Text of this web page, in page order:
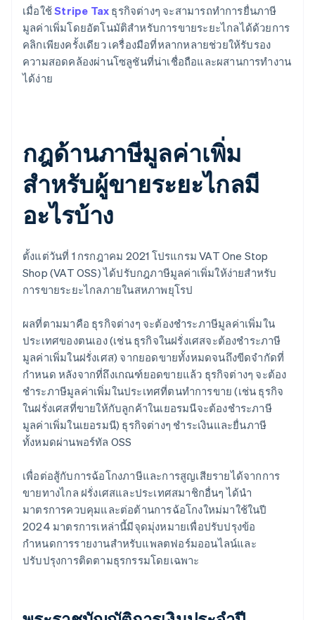
เมื่อใช้Stripe Tax ธุรกิจต่างๆ จะสามารถทำการยื่นภาษี
มูลค่าเพิ่มโดยอัตโนมัติสำหรับการขายระยะไกลได้ด้วยการ
คลิกเพียงครั้งเดียว เครื่องมือที่หลากหลายช่วยให้รับรอง
ความสอดคล้องผ่านโซลูชันที่น่าเชื่อถือและผสานการทำงาน
ได้ง่าย
กฎด้านภาษีมูลค่าเพิ่ม
สำหรับผู้ขายระยะไกลมี
อะไรบ้าง
ตั้งแต่วันที่ 1 กรกฎาคม 2021 โปรแกรม VAT One Stop
Shop (VAT OSS) ได้ปรับกฎภาษีมูลค่าเพิ่มให้ง่ายสําหรับ
การขายระยะไกลภายในสหภาพยุโรป
ผลที่ตามมาคือ ธุรกิจต่างๆ จะต้องชำระภาษีมูลค่าเพิ่มใน
ประเทศของตนเอง (เช่น ธุรกิจในฝรั่งเศสจะต้องชำระภาษี
มูลค่าเพิ่มในฝรั่งเศส) จากยอดขายทั้งหมดจนถึงขีดจำกัดที่
กำหนด หลังจากที่ถึงเกณฑ์ยอดขายแล้ว ธุรกิจต่างๆ จะต้อง
ชำระภาษีมูลค่าเพิ่มในประเทศที่ตนทำการขาย (เช่น ธุรกิจ
ในฝรั่งเศสที่ขายให้กับลูกค้าในเยอรมนีจะต้องชำระภาษี
มูลค่าเพิ่มในเยอรมนี) ธุรกิจต่างๆ ชําระเงินและยื่นภาษี
ทั้งหมดผ่านพอร์ทัล OSS
เพื่อต่อสู้กับการฉ้อโกงภาษีและการสูญเสียรายได้จากการ
ขายทางไกล ฝรั่งเศสและประเทศสมาชิกอื่นๆ ได้นำ
มาตรการควบคุมและต่อต้านการฉ้อโกงใหม่มาใช้ในปี
2024 มาตรการเหล่านี้มีจุดมุ่งหมายเพื่อปรับปรุงข้อ
กำหนดการรายงานสำหรับแพลตฟอร์มออนไลน์และ
ปรับปรุงการติดตามธุรกรรมโดยเฉพาะ